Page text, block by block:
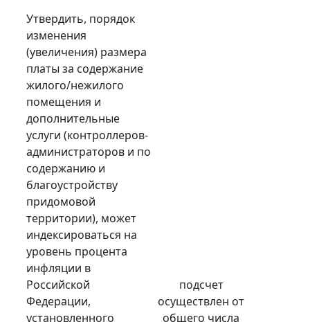
Утвердить, порядок
изменения
(увеличения) размера
платы за содержание
жилого/нежилого
помещения и
дополнительные
услуги (контроллеров-
администраторов и по
содержанию и
благоустройству
придомовой
территории), может
индексироваться на
уровень процента
инфляции в
Российской
Федерации,
установленного
подсчет
осуществлен от
общего числа